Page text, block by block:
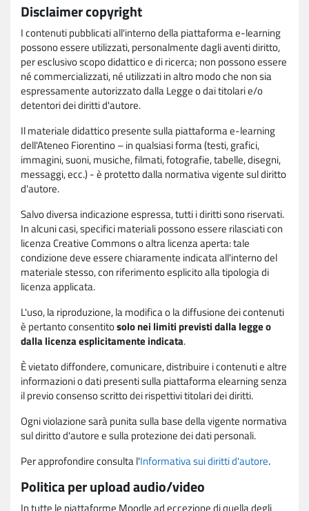
Disclaimer copyright
I contenuti pubblicati all'interno della piattaforma e-learning
possono essere utilizzati, personalmente dagli aventi diritto,
per esclusivo scopo didattico e di ricerca; non possono essere
né commercializzati, né utilizzati in altro modo che non sia
espressamente autorizzato dalla Legge o dai titolari e/o
detentori dei diritti d'autore.
Il materiale didattico presente sulla piattaforma e-learning
dell'Ateneo Fiorentino – in qualsiasi forma (testi, grafici,
immagini, suoni, musiche, filmati, fotografie, tabelle, disegni,
messaggi, ecc.) - è protetto dalla normativa vigente sul diritto
d'autore.
Salvo diversa indicazione espressa, tutti i diritti sono riservati.
In alcuni casi, specifici materiali possono essere rilasciati con
licenza Creative Commons o altra licenza aperta: tale
condizione deve essere chiaramente indicata all'interno del
materiale stesso, con riferimento esplicito alla tipologia di
licenza applicata.
L'uso, la riproduzione, la modifica o la diffusione dei contenuti
è pertanto consentitosolo nei limiti previsti dalla legge o
dalla licenza esplicitamente indicata.
È vietato diffondere, comunicare, distribuire i contenuti e altre
informazioni o dati presenti sulla piattaforma elearning senza
il previo consenso scritto dei rispettivi titolari dei diritti.
Ogni violazione sarà punita sulla base della vigente normativa
sul diritto d'autore e sulla protezione dei dati personali.
Per approfondire consulta l'Informativa sui diritti d'autore.
Politica per upload audio/video
In tutte le piattaforme Moodle ad eccezione di quella degli